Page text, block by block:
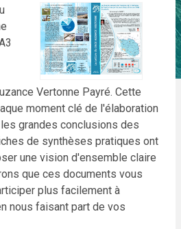
Vertonne Payré. Cette
moment clé de l'élaboration
grandes conclusions des
de synthèses pratiques ont
une vision d'ensemble claire
que ces documents vous
plus facilement à
nous faisant part de vos